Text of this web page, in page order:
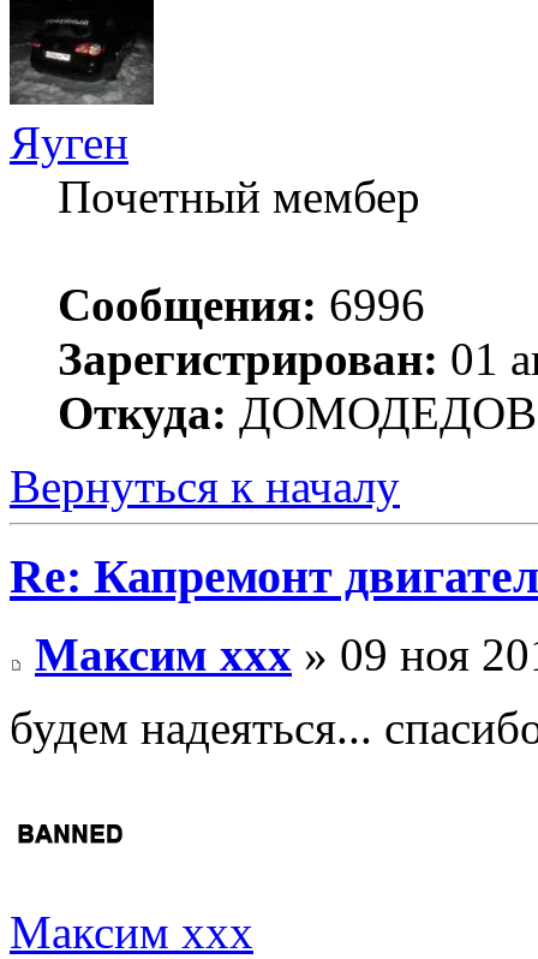
Яуген
Почетный мембер
Сообщения: 6996
Зарегистрирован: 01
Откуда:
Вернуться к началу
Re: Капремонт
Максим xxx » 09 ноя
будем надеяться...
Максим xxx